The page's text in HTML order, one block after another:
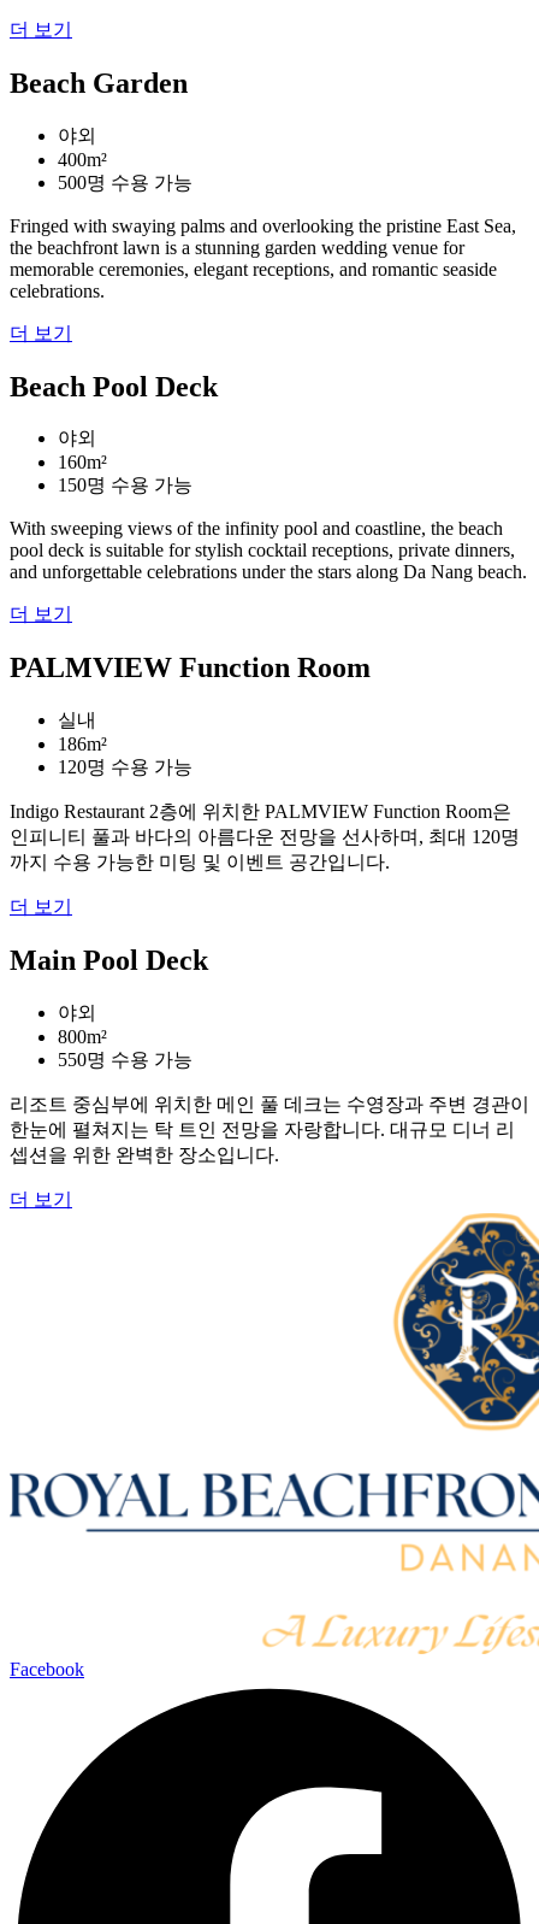
더 보기
Beach Garden
야외
400m²
500명 수용 가능
Fringed with swaying palms and overlooking the pristine East Sea,
the beachfront lawn is a stunning garden wedding venue for
memorable ceremonies, elegant receptions, and romantic seaside
celebrations.
더 보기
Beach Pool Deck
야외
160m²
150명 수용 가능
With sweeping views of the infinity pool and coastline, the beach
pool deck is suitable for stylish cocktail receptions, private dinners,
and unforgettable celebrations under the stars along Da Nang beach.
더 보기
PALMVIEW Function Room
실내
186m²
120명 수용 가능
Indigo Restaurant 2층에 위치한 PALMVIEW Function Room은
인피니티 풀과 바다의 아름다운 전망을 선사하며, 최대 120명
까지 수용 가능한 미팅 및 이벤트 공간입니다.
더 보기
Main Pool Deck
야외
800m²
550명 수용 가능
리조트 중심부에 위치한 메인 풀 데크는 수영장과 주변 경관이
한눈에 펼쳐지는 탁 트인 전망을 자랑합니다. 대규모 디너 리
셉션을 위한 완벽한 장소입니다.
더 보기
Facebook